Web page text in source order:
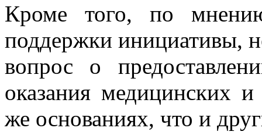
Кроме того, по
поддержки инициативы,
вопрос о
оказания медицинских
же основаниях, что и